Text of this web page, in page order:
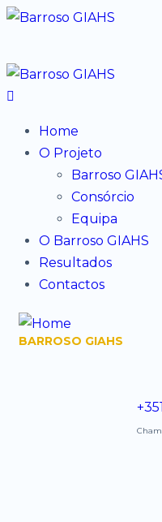
Home
O Projeto
Barroso
Consórcio
Equipa
O Barroso GIAHS
Resultados
Contactos
BARROSO GIAHS